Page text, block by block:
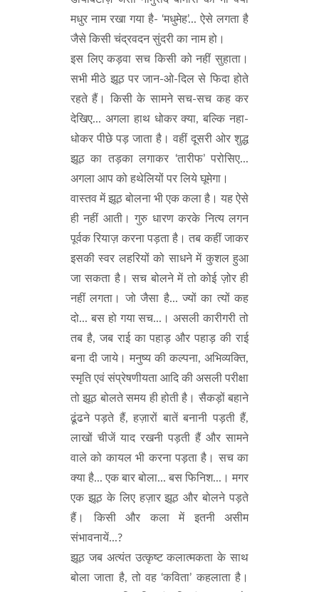
मधुर नाम रखा गया है- ‘मधुमेह’... ऐसे लगता है
जैसे किसी चंद्रवदन सुंदरी का नाम हो।
इस लिए कड़वा सच किसी को नहीं सुहाता।
सभी मीठे झूठ पर जान-ओ-दिल से फिदा होते
रहते हैं। किसी के सामने सच-सच कह कर
देखिए... अगला हाथ धोकर क्या, बल्कि नहा-
धोकर पीछे पड़ जाता है। वहीं दूसरी ओर शुद्ध
झूठ का तड़का लगाकर ‘तारीफ’ परोसिए...
अगला आप को हथेलियों पर लिये घूमेगा।
वास्तव में झूठ बोलना भी एक कला है। यह ऐसे
ही नहीं आती। गुरु धारण करके नित्य लगन
पूर्वक रियाज़ करना पड़ता है। तब कहीं जाकर
इसकी स्वर लहरियों को साधने में कुशल हुआ
जा सकता है। सच बोलने में तो कोई ज़ोर ही
नहीं लगता। जो जैसा है... ज्यों का त्यों कह
दो... बस हो गया सच...। असली कारीगरी तो
तब है, जब राई का पहाड़ और पहाड़ की राई
बना दी जाये। मनुष्य की कल्पना, अभिव्यक्ति,
स्मृति एवं संप्रेषणीयता आदि की असली परीक्षा
तो झूठ बोलते समय ही होती है। सैकड़ों बहाने
ढूंढने पड़ते हैं, हज़ारों बातें बनानी पड़ती हैं,
लाखों चीजें याद रखनी पड़ती हैं और सामने
वाले को कायल भी करना पड़ता है। सच का
क्या है... एक बार बोला... बस फिनिश...। मगर
एक झूठ के लिए हज़ार झूठ और बोलने पड़ते
हैं। किसी और कला में इतनी असीम
संभावनायें...?
झूठ जब अत्यंत उत्कृष्ट कलात्मकता के साथ
बोला जाता है, तो वह ‘कविता’ कहलाता है।